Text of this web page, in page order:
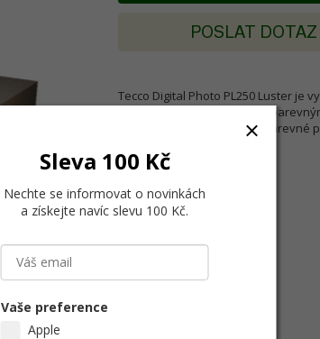
POSLAT DOTAZ
Tecco Digital Photo PL250 Luster je
reprodukce s velmi širokým
fotorealistické černobílé a
Sleva 100 Kč
Nechte se informovat o novinkách
a získejte navíc slevu 100 Kč.
Vaše preference
Apple